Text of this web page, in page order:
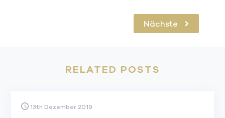
Nächste
RELATED POSTS
13th Dezember 2019